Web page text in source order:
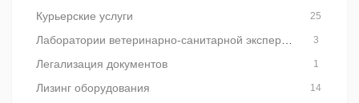
Курьерские услуги 25
3
Легализация документов 1
Лизинг оборудования 14